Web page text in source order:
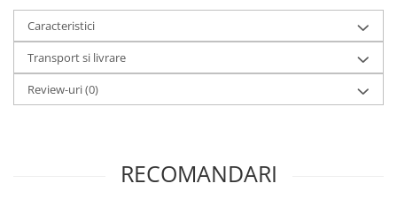
Caracteristici
Transport si livrare
Review-uri(0)
RECOMANDARI